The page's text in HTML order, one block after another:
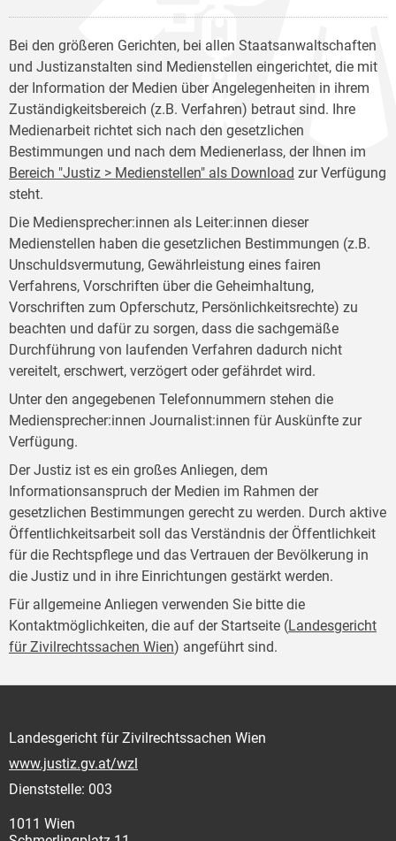
Bei den größeren Gerichten, bei allen Staatsanwaltschaften
und Justizanstalten sind Medienstellen eingerichtet, die mit
der Information der Medien über Angelegenheiten in ihrem
Zuständigkeitsbereich (z.B. Verfahren) betraut sind. Ihre
Medienarbeit richtet sich nach den gesetzlichen
Bestimmungen und nach dem Medienerlass, der Ihnen im
Bereich "Justiz > Medienstellen" als Download zur Verfügung
steht.
Die Mediensprecher:innen als Leiter:innen dieser
Medienstellen haben die gesetzlichen Bestimmungen (z.B.
Unschuldsvermutung, Gewährleistung eines fairen
Verfahrens, Vorschriften über die Geheimhaltung,
Vorschriften zum Opferschutz, Persönlichkeitsrechte) zu
beachten und dafür zu sorgen, dass die sachgemäße
Durchführung von laufenden Verfahren dadurch nicht
vereitelt, erschwert, verzögert oder gefährdet wird.
Unter den angegebenen Telefonnummern stehen die
Mediensprecher:innen Journalist:innen für Auskünfte zur
Verfügung.
Der Justiz ist es ein großes Anliegen, dem
Informationsanspruch der Medien im Rahmen der
gesetzlichen Bestimmungen gerecht zu werden. Durch aktive
Öffentlichkeitsarbeit soll das Verständnis der Öffentlichkeit
für die Rechtspflege und das Vertrauen der Bevölkerung in
die Justiz und in ihre Einrichtungen gestärkt werden.
Für allgemeine Anliegen verwenden Sie bitte die
Kontaktmöglichkeiten, die auf der Startseite (Landesgericht
für Zivilrechtssachen Wien) angeführt sind.
Landesgericht für Zivilrechtssachen Wien
www.justiz.gv.at/wzl
Dienststelle: 003
1011 Wien